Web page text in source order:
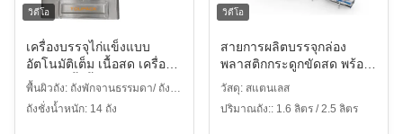
วิดีโอ
เครื่องบรรจุไก่แข็งแบบ
อัตโนมัติเต็ม เนื้อสด เครื่อง
บรรจุไก่ทั้งชิ้น เครื่องบรรจุ
อัลลูมิเนียม เครื่องปิด
พื้นผิวถัง: ถังพักจานธรรมดา/ ถัง
พักจานลักยิ้ม
ถังชั่งน้ำหนัก: 14 ถัง
วิดีโอ
สายการผลิตบรรจุกล่อง
พลาสติกกระดูกขัดสด พร้อม
จอสัมผัสสี 10'
วัสดุ: สแตนเลส
ปริมาณถัง:: 1.6 ลิตร / 2.5 ลิตร